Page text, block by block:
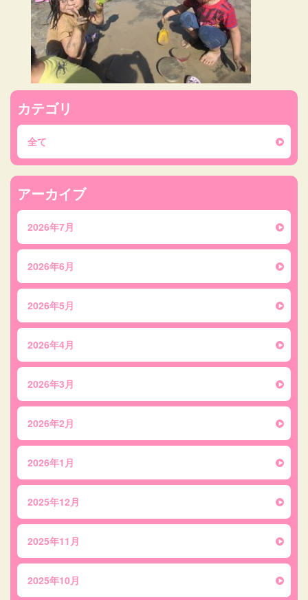
カテゴリ
全て
アーカイブ
2026年7月
2026年6月
2026年5月
2026年4月
2026年3月
2026年2月
2026年1月
2025年12月
2025年11月
2025年10月